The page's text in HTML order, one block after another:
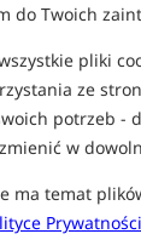
do Twoich
pliki
ze
potrzeb -
w
ma temat
Prywatności